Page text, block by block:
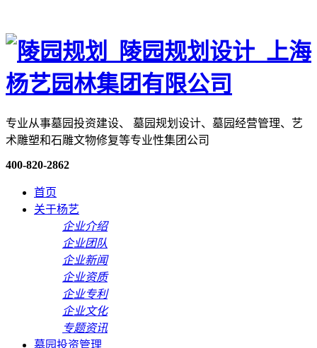
专业从事墓园投资建设、 墓园规划设计、墓园经营管理、艺
术雕塑和石雕文物修复等专业性集团公司
400-820-2862
首页
关于杨艺
企业介绍
企业团队
企业新闻
企业资质
企业专利
企业文化
专题资讯
墓园投资管理